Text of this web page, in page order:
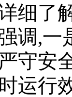
细了
调,一
守安
运行